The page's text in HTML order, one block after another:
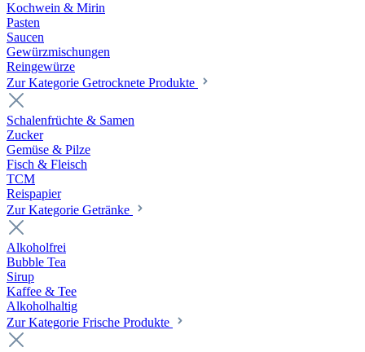
Kochwein & Mirin
Pasten
Saucen
Gewürzmischungen
Reingewürze
Zur Kategorie Getrocknete Produkte
Schalenfrüchte & Samen
Zucker
Gemüse & Pilze
Fisch & Fleisch
TCM
Reispapier
Zur Kategorie Getränke
Alkoholfrei
Bubble Tea
Sirup
Kaffee & Tee
Alkoholhaltig
Zur Kategorie Frische Produkte